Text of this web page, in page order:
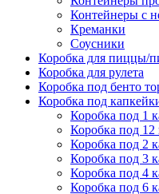
Контейнеры с
Креманки
Соусники
Коробка для пиццы/
Коробка для рулета
Коробка под бенто
Коробка под
Коробка под 1
Коробка под 12
Коробка под 2
Коробка под 3
Коробка под 4
Коробка под 6